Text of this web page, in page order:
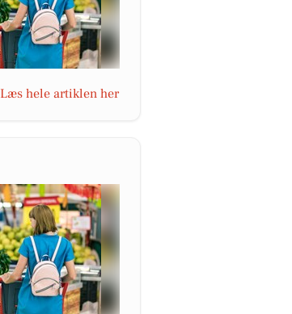
Læs hele artiklen her